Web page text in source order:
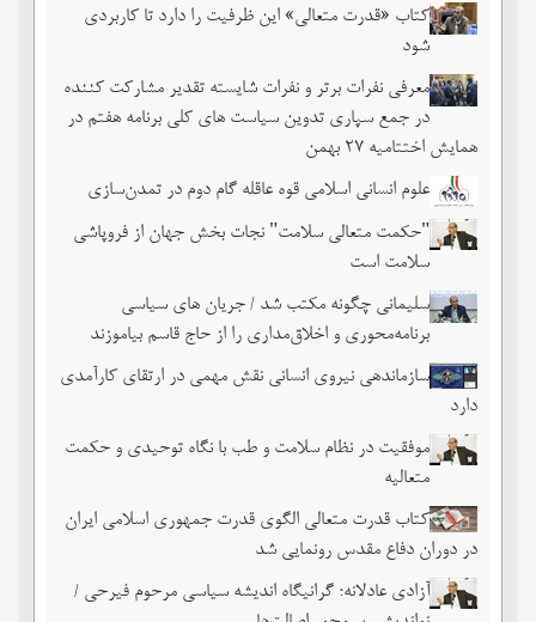
کتاب «قدرت متعالی» این ظرفیت را دارد تا کاربردی
شود
معرفی نفرات برتر و نفرات شایسته تقدیر مشارکت کننده
در جمع سپاری تدوین سیاست های کلی برنامه هفتم در
همایش اختتامیه ۲۷ بهمن
علوم انسانی اسلامی قوه عاقله گام دوم در تمدن‌سازی
"حکمت متعالی سلامت" نجات بخش جهان از فروپاشی
سلامت است
سلیمانی چگونه مکتب شد / جریان های سیاسی
برنامه‌محوری و اخلاق‌مداری را از حاج قاسم بیاموزند
سازماندهی نیروی انسانی نقش مهمی در ارتقای کارآمدی
دارد
موفقیت در نظام سلامت و طب با نگاه توحیدی و حکمت
متعالیه
کتاب قدرت متعالی الگوی قدرت جمهوری اسلامی ایران
در دوران دفاع مقدس رونمایی شد
آزادی عادلانه؛ گرانیگاه اندیشه سیاسی مرحوم فیرحی /